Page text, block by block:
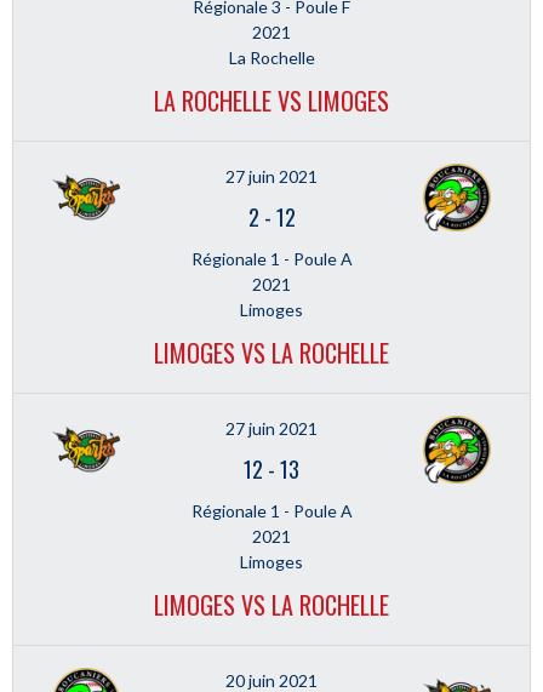
Régionale 3 - Poule F
2021
La Rochelle
LA ROCHELLE VS LIMOGES
27 juin 2021
2 -12
Régionale 1 - Poule A
2021
Limoges
LIMOGES VS LA ROCHELLE
27 juin 2021
12 -13
Régionale 1 - Poule A
2021
Limoges
LIMOGES VS LA ROCHELLE
20 juin 2021